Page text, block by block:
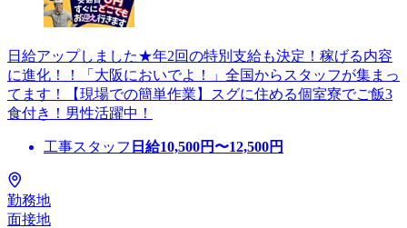
日給アップしました★年2回の特別支給も決定！稼げる内容
に進化！！「大阪においでよ！」全国からスタッフが集まっ
てます！【現場での簡単作業】スグに住める個室寮でご飯3
食付き！男性活躍中！
工事スタッフ 日給10,500円〜12,500円
勤務地
面接地